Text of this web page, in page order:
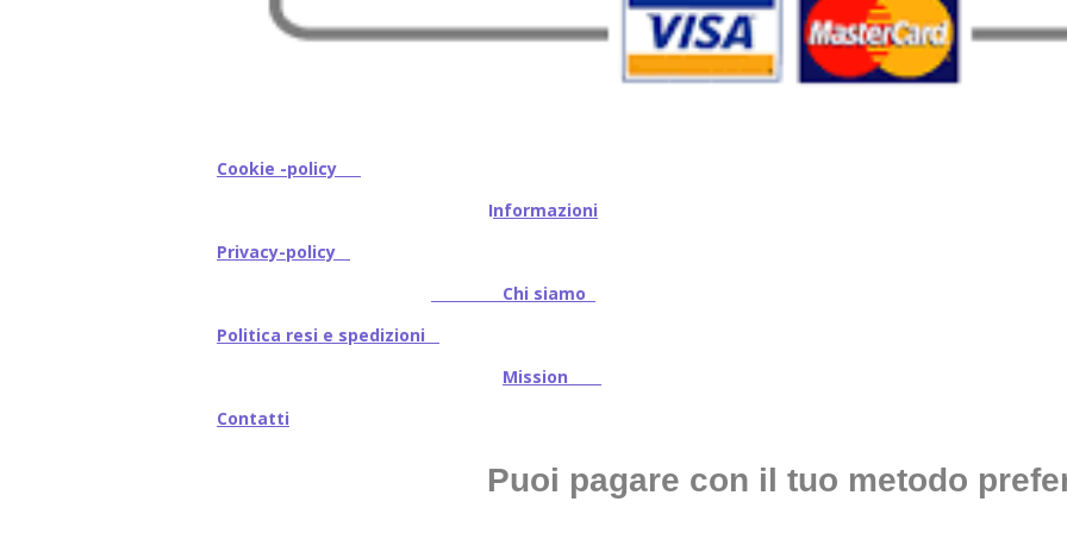
Cookie -policy
Informazioni
Privacy-policy
Chi siamo
Politica resi e spedizioni
Mission
Contatti
Puoi pagare con il tuo metodo